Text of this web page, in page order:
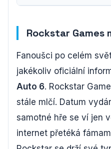
Rockstar Games
Fanoušci po celém
jakékoliv oficiální
Auto 6. Rockstar
stále mlčí. Datum
samotné hře se ví jen
internet přetéká